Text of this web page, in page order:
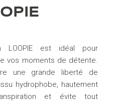
est idéal pour
vos moments de détente.
une grande liberté de
hydrophobe, hautement
et évite tout